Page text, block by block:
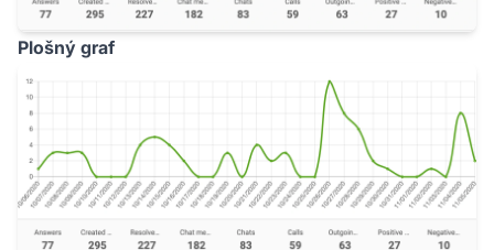
Plošný graf